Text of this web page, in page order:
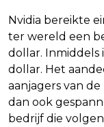
Nvidia bereikte
ter wereld een
dollar. Inmiddels
dollar. Het
aanjagers van
dan ook
bedrijf die